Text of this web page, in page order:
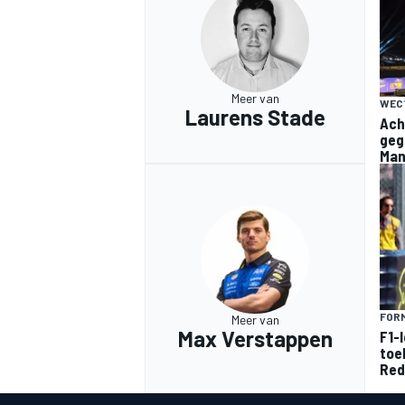
Meer van
Laurens Stade
WEC
Meer van
Max Verstappen